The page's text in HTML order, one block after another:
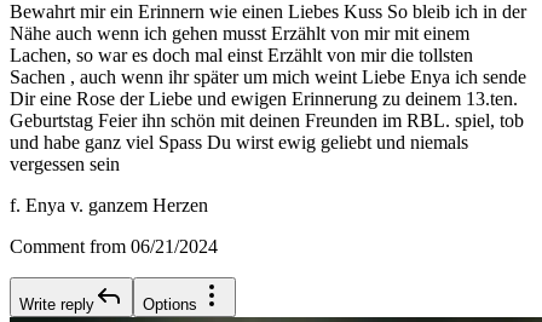
Bewahrt mir ein Erinnern wie einen Liebes Kuss So bleib ich in der
Nähe auch wenn ich gehen musst Erzählt von mir mit einem
Lachen, so war es doch mal einst Erzählt von mir die tollsten
Sachen , auch wenn ihr später um mich weint Liebe Enya ich sende
Dir eine Rose der Liebe und ewigen Erinnerung zu deinem 13.ten.
Geburtstag Feier ihn schön mit deinen Freunden im RBL. spiel, tob
und habe ganz viel Spass Du wirst ewig geliebt und niemals
vergessen sein
f. Enya v. ganzem Herzen
Comment from 06/21/2024
Write reply Options